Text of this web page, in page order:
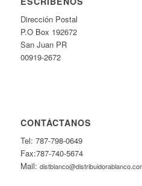
Dirección Postal
P.O Box 192672
San Juan PR
00919-2672
CONTÁCTANOS
Tel: 787-798-0649
Fax:787-740-5674
Mail: